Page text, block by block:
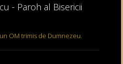
- Paroh al Bisericii
OM trimis de Dumnezeu.